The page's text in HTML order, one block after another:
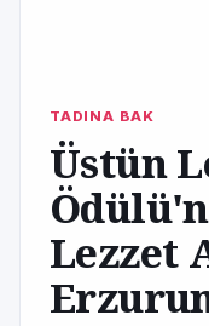
TADINA BAK
Üstün
Lezzet